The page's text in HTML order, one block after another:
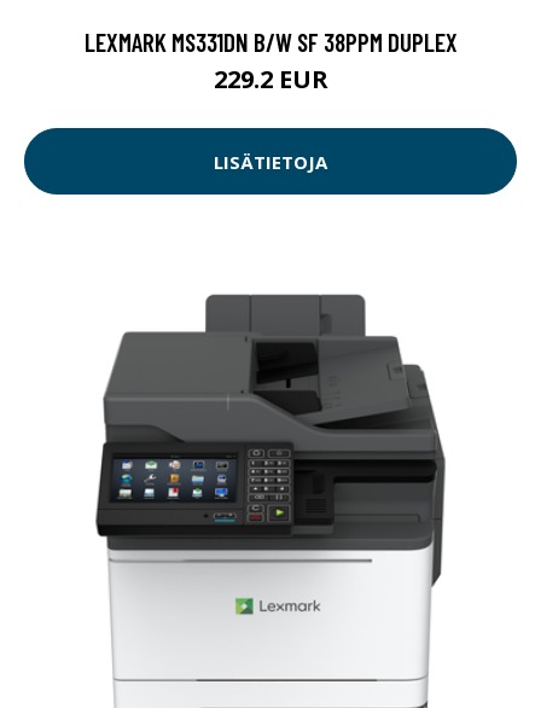
LEXMARK MS331DN B/W SF 38PPM DUPLEX
229.2 EUR
LISÄTIETOJA